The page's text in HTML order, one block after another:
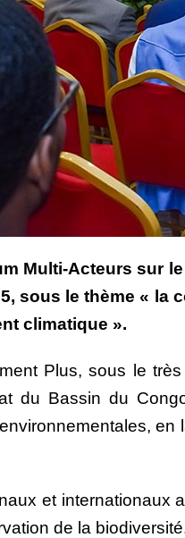
Multi-Acteurs sur
sous le thème «
climatique ».
Plus, sous le
du Bassin du
et
de la